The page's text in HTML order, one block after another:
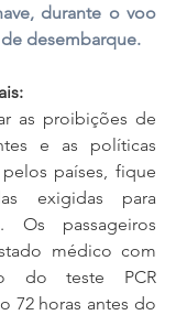
durante o voo
desembarque.
e as políticas
países, fique
exigidas para
Os passageiros
médico com
do teste PCR
72 horas antes do